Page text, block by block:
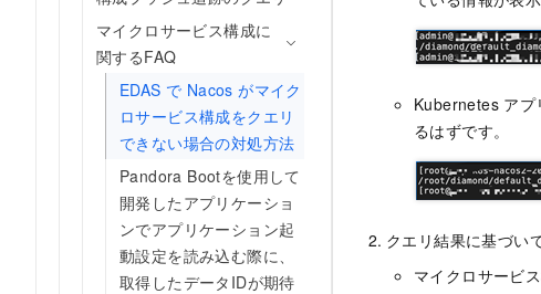
マイクロサービス構成に
関するFAQ
EDAS で Nacos がマイク
ロサービス構成をクエリ
できない場合の対処方法
Pandora Bootを使用して
開発したアプリケーショ
ンでアプリケーション起
動設定を読み込む際に、
取得したデータIDが期待
Kubernetes アプ
るはずです。
クエリ結果に基づい
マイクロサービ